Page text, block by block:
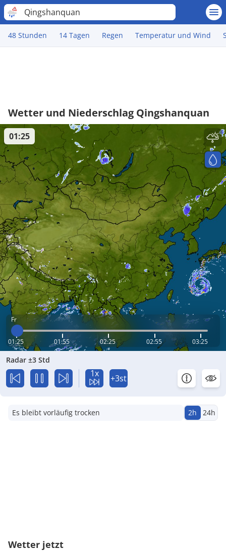
Qingshanquan
48 Stunden 14 Tagen Regen Temperatur und Wind
Wetter und Niederschlag Qingshanquan
Fr
01:25 01:55 02:25 02:55 03:25
01:25
Radar ±3 Std
1x +3st
Es bleibt vorläufig trocken 2h 24h
Wetter jetzt